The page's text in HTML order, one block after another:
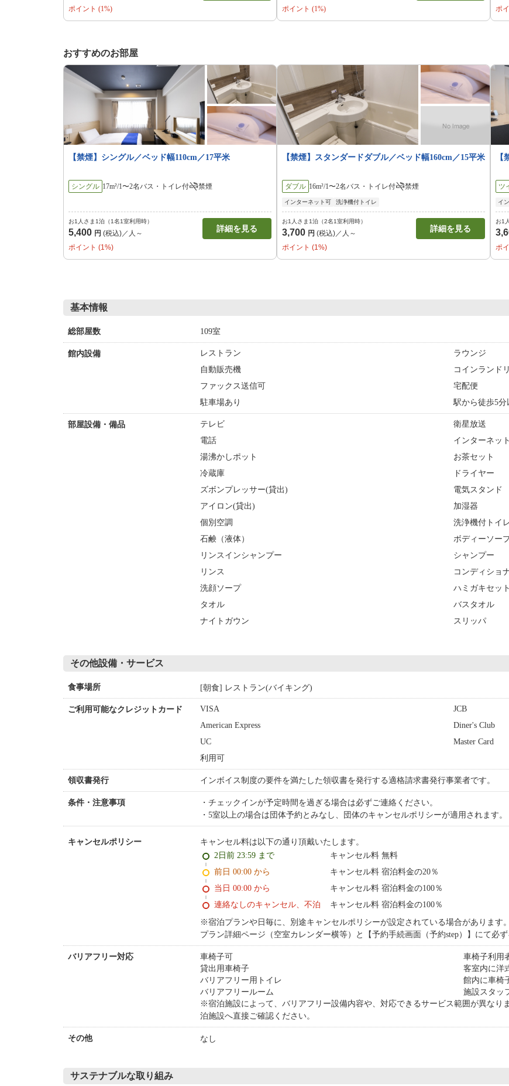
ポイント (1%) ポイント (1%) ポ
おすすめのお部屋
【禁煙】シングル／ベッド幅110cm／17平米
シングル 17m²/1〜2名バス・トイレ付 禁煙
お1人さま1泊（1名1室利用時）
5,400 円 (税込)／人～ 詳細を見る
ポイント (1%)
【禁煙】スタンダードダブル／ベッド幅160cm／15平米
ダブル 16m²/1〜2名バス・トイレ付 禁煙
インターネット可 洗浄機付トイレ
お1人さま1泊（2名1室利用時）
3,700 円 (税込)／人～ 詳細を見る
ポイント (1%)
ツ
イ
お1
ポ
基本情報
総部屋数 109室
館内設備 レストラン
ラウンジ
自動販売機
コインランド
ファックス送信可
宅配便
駐車場あり
駅から徒歩5分
部屋設備・備品 テレビ
衛星放送
電話
インターネッ
湯沸かしポット
お茶セット
冷蔵庫
ドライヤー
ズボンプレッサー(貸出)
電気スタンド
アイロン(貸出)
加湿器
個別空調
洗浄機付トイ
石鹸（液体）
ボディーソー
リンスインシャンプー
シャンプー
リンス
コンディショ
洗顔ソープ
ハミガキセット
タオル
バスタオル
ナイトガウン
スリッパ
その他設備・サービス
食事場所 [朝食] レストラン(バイキング)
ご利用可能なクレジットカード VISA
JCB
American Express
Diner's Club
UC
Master Card
利用可
領収書発行 インボイス制度の要件を満たした領収書を発行する適格請求書発行事業者です。
条件・注意事項
チェックインが予定時間を過ぎる場合は必ずご連絡ください。
5室以上の場合は団体予約とみなし、団体のキャンセルポリシーが適用されます。
キャンセルポリシー キャンセル料は以下の通り頂戴いたします。
2日前 23:59 まで
キャンセル料 無料
前日 00:00 から
キャンセル料 宿泊料金の20％
当日 00:00 から
キャンセル料 宿泊料金の100％
連絡なしのキャンセル、不泊
キャンセル料 宿泊料金の100％
※宿泊プランや日毎に、別途キャンセルポリシーが設定されている場合があります。
プラン詳細ページ（空室カレンダー横等）と【予約手続画面（予約step）】にて必
バリアフリー対応
車椅子可
貸出用車椅子
バリアフリー用トイレ
バリアフリールーム
車椅子利用
客室内に洋
館内に車椅
施設スタッ
※宿泊施設によって、バリアフリー設備内容や、対応できるサービス範囲が異なり
泊施設へ直接ご確認ください。
その他 なし
サステナブルな取り組み